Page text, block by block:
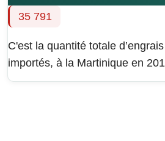
35 791
C'est la quantité totale
importés, à la Martinique en